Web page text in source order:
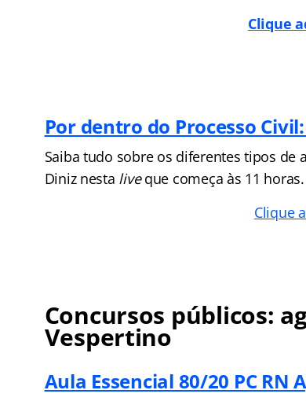
Clique
Por dentro do Processo
Saiba tudo sobre os diferentes tipos de
Diniz nesta liveque começa às 11 horas.
Clique
Concursos públicos:
Vespertino
Aula Essencial 80/20 PC RN